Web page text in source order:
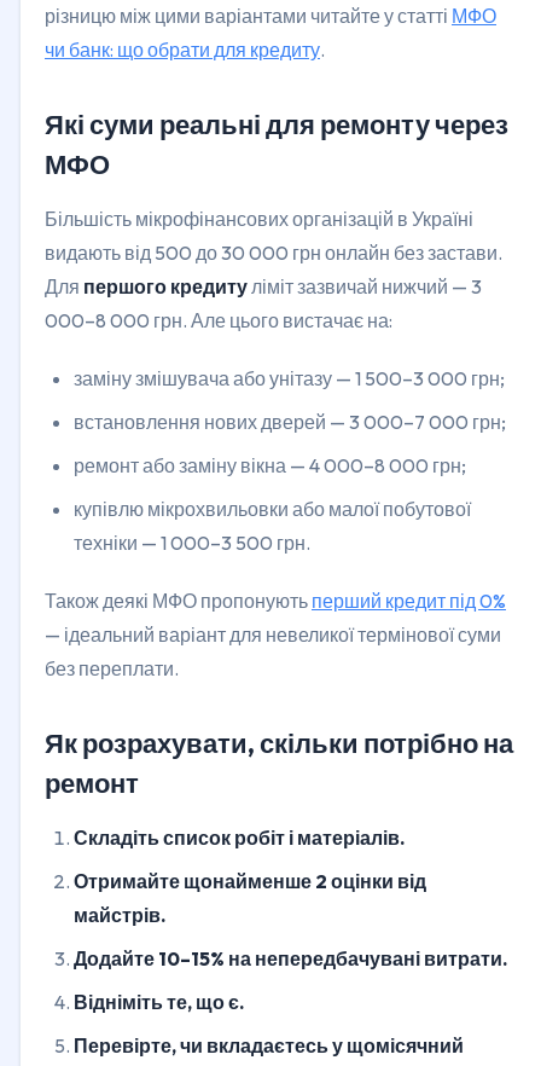
різницю між цими варіантами читайте у статті МФО
чи банк: що обрати для кредиту.
Які суми реальні для ремонту через
МФО
Більшість мікрофінансових організацій в Україні
видають від 500 до 30 000 грн онлайн без застави.
Для першого кредиту ліміт зазвичай нижчий — 3
000–8 000 грн. Але цього вистачає на:
заміну змішувача або унітазу — 1 500–3 000 грн;
встановлення нових дверей — 3 000–7 000 грн;
ремонт або заміну вікна — 4 000–8 000 грн;
купівлю мікрохвильовки або малої побутової
техніки — 1 000–3 500 грн.
Також деякі МФО пропонують перший кредит під 0%
— ідеальний варіант для невеликої термінової суми
без переплати.
Як розрахувати, скільки потрібно на
ремонт
Складіть список робіт і матеріалів.
Отримайте щонайменше 2 оцінки від
майстрів.
Додайте 10–15% на непередбачувані витрати.
Відніміть те, що є.
Перевірте, чи вкладаєтесь у щомісячний